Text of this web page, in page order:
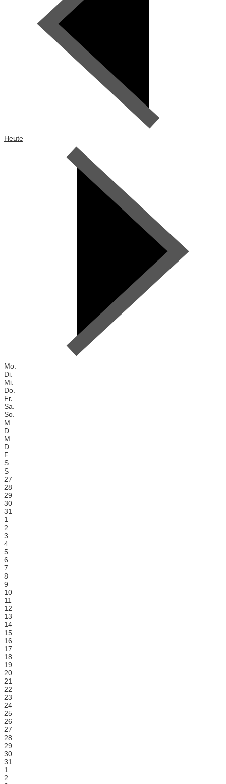
Heute
Mo.
Di.
Mi.
Do.
Fr.
Sa.
So.
M
D
M
D
F
S
S
27
28
29
30
31
1
2
3
4
5
6
7
8
9
10
11
12
13
14
15
16
17
18
19
20
21
22
23
24
25
26
27
28
29
30
31
1
2